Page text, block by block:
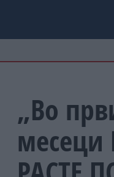
„Во